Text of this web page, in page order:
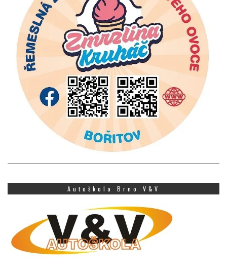
Autoškola Brno V&V